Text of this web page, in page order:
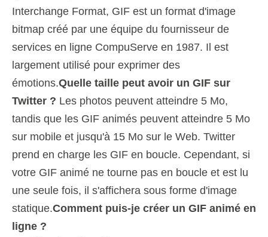
Interchange Format, GIF est un format d'image
bitmap créé par une équipe du fournisseur de
services en ligne CompuServe en 1987. Il est
largement utilisé pour exprimer des
émotions.Quelle taille peut avoir un GIF sur
Twitter ? Les photos peuvent atteindre 5 Mo,
tandis que les GIF animés peuvent atteindre 5 Mo
sur mobile et jusqu'à 15 Mo sur le Web. Twitter
prend en charge les GIF en boucle. Cependant, si
votre GIF animé ne tourne pas en boucle et est lu
une seule fois, il s'affichera sous forme d'image
statique.Comment puis-je créer un GIF animé en
ligne ?